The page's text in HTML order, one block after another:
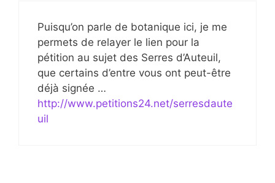
Puisqu’on parle de botanique ici, je me
permets de relayer le lien pour la
pétition au sujet des Serres d’Auteuil,
que certains d’entre vous ont peut-être
déjà signée …
http://www.petitions24.net/serresdaute
uil